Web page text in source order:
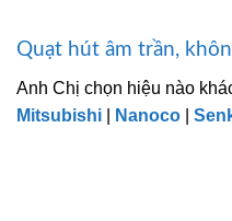
Quạt hút âm trần,
Anh Chị chọn hiệu nào
Mitsubishi
Nanoco